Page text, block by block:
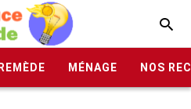
MÉNAGE NOS